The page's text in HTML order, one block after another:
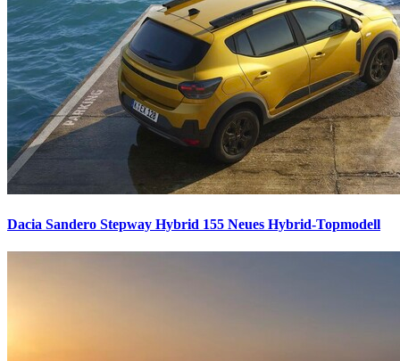
Dacia Sandero Stepway Hybrid 155 Neues Hybrid-Topmodell